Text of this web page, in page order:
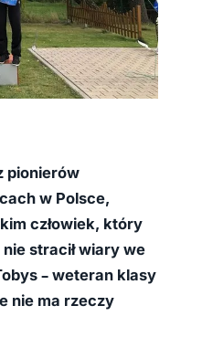
pionierów
w Polsce,
człowiek, który
stracił wiary we
– weteran klasy
nie ma rzeczy